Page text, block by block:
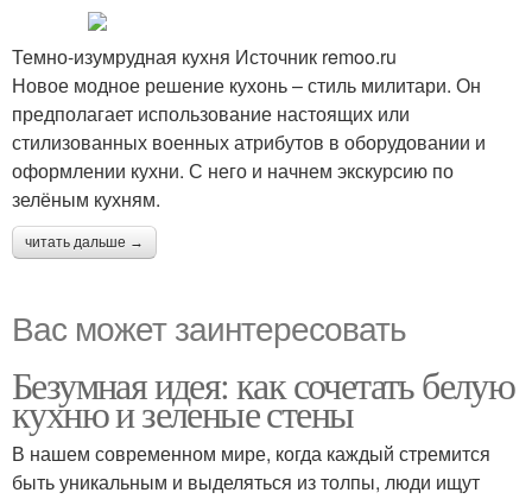
Темно-изумрудная кухня Источник remoo.ru
Новое модное решение кухонь – стиль милитари. Он
предполагает использование настоящих или
стилизованных военных атрибутов в оборудовании и
оформлении кухни. С него и начнем экскурсию по
зелёным кухням.
читать дальше →
Вас может заинтересовать
Безумная идея: как сочетать белую
кухню и зеленые стены
В нашем современном мире, когда каждый стремится
быть уникальным и выделяться из толпы, люди ищут